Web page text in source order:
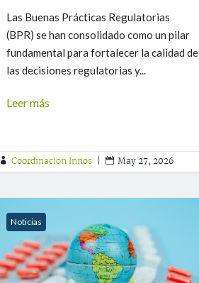
Las Buenas Prácticas Regulatorias
(BPR) se han consolidado como un pilar
fundamental para fortalecer la calidad de
las decisiones regulatorias y...
Leer más
 Coordinacion Innos |  May 27, 2026
Noticias